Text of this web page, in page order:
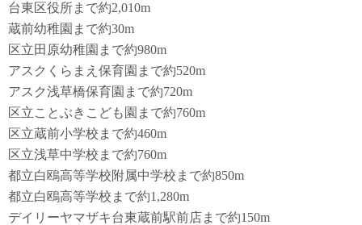
台東区役所まで約2,010m
蔵前幼稚園まで約30m
区立田原幼稚園まで約980m
アスクくらまえ保育園まで約520m
アスク浅草橋保育園まで約720m
区立ことぶきこども園まで約760m
区立蔵前小学校まで約460m
区立浅草中学校まで約760m
都立白鴎高等学校附属中学校まで約850m
都立白鴎高等学校まで約1,280m
デイリーヤマザキ台東蔵前駅前店まで約150m